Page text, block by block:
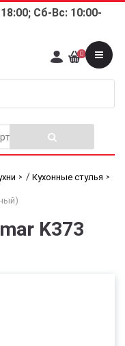
Сб-Вс: 10:00-
0
/ Кухонные стулья
K373